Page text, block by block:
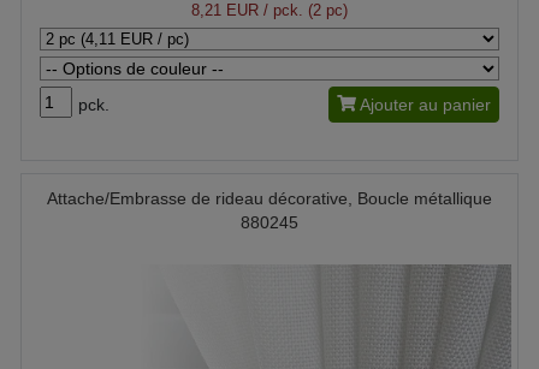
8,21 EUR / pck. (2 pc)
pck. Ajouter au panier
Attache/Embrasse de rideau décorative, Boucle métallique
880245